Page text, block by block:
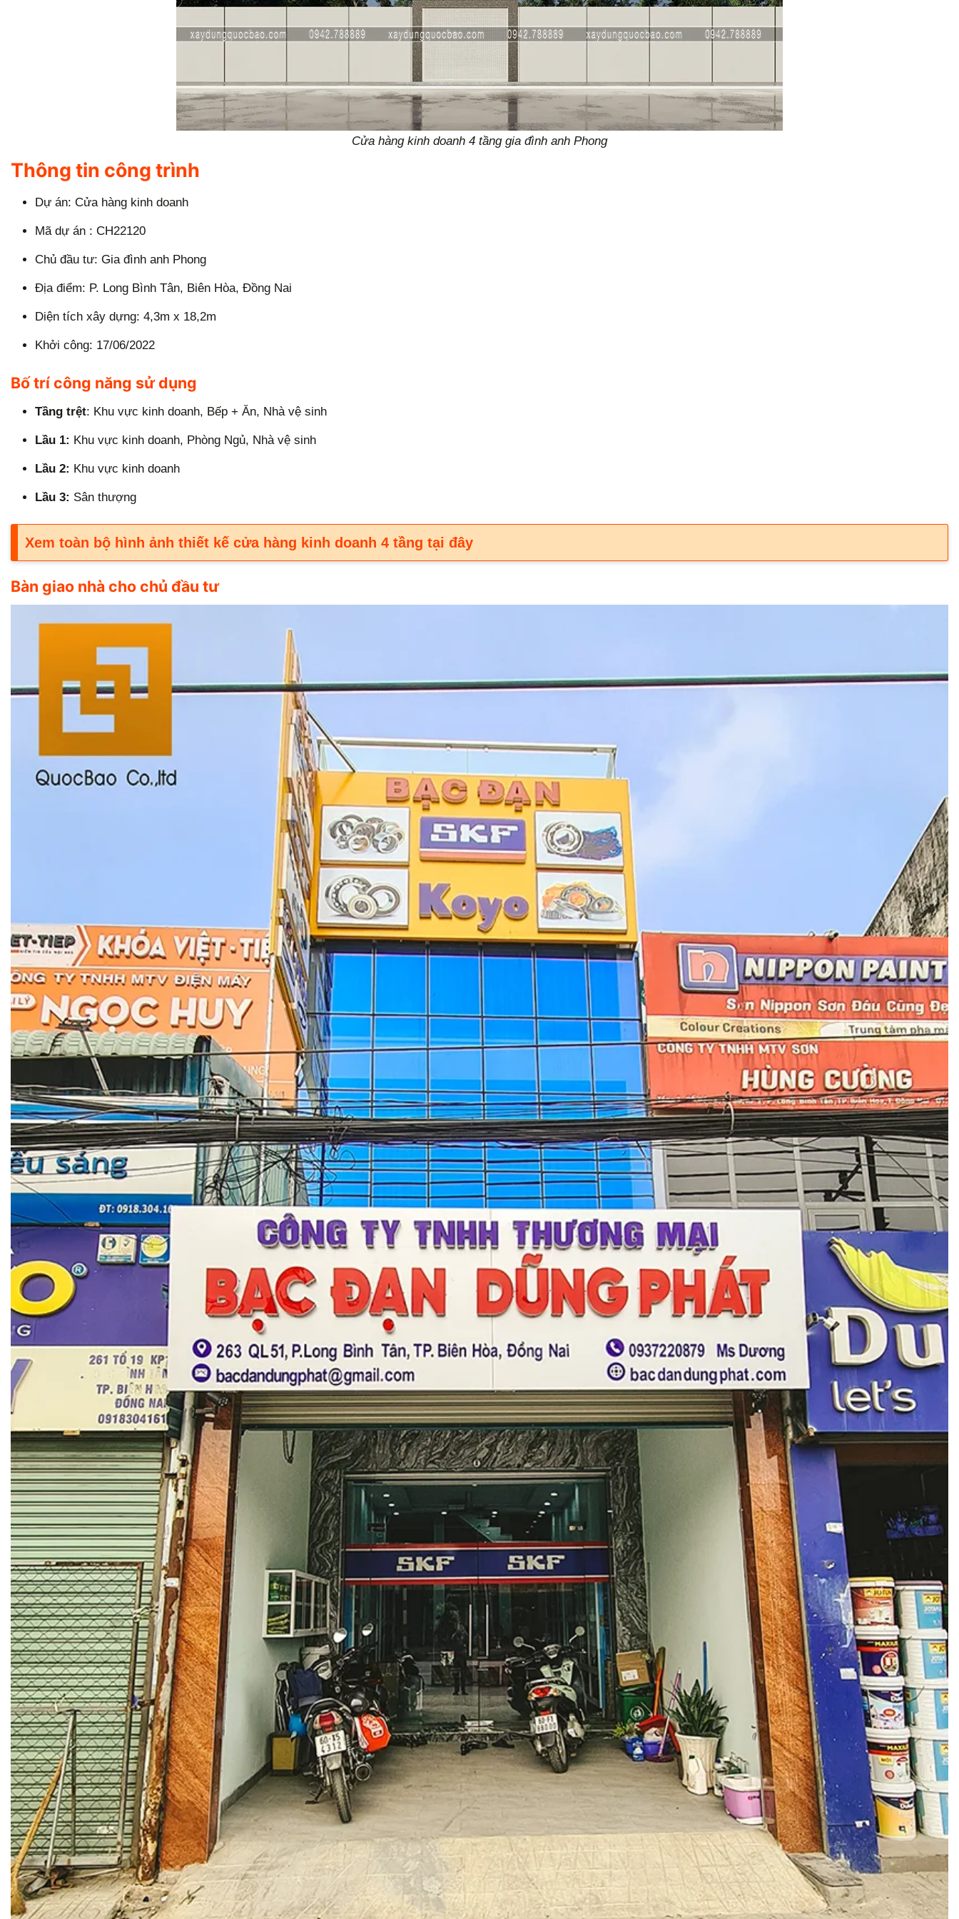
Cửa hàng kinh doanh 4 tầng gia đình anh Phong
Thông tin công trình
Dự án: Cửa hàng kinh doanh
Mã dự án : CH22120
Chủ đầu tư: Gia đình anh Phong
Địa điểm: P. Long Bình Tân, Biên Hòa, Đồng Nai
Diện tích xây dựng: 4,3m x 18,2m
Khởi công: 17/06/2022
Bố trí công năng sử dụng
Tầng trệt: Khu vực kinh doanh, Bếp + Ăn, Nhà vệ sinh
Lầu 1: Khu vực kinh doanh, Phòng Ngủ, Nhà vệ sinh
Lầu 2: Khu vực kinh doanh
Lầu 3: Sân thượng
Xem toàn bộ hình ảnh thiết kế cửa hàng kinh doanh 4 tầng tại đây
Bàn giao nhà cho chủ đầu tư